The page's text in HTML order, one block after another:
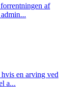
af
en arving ved
a...